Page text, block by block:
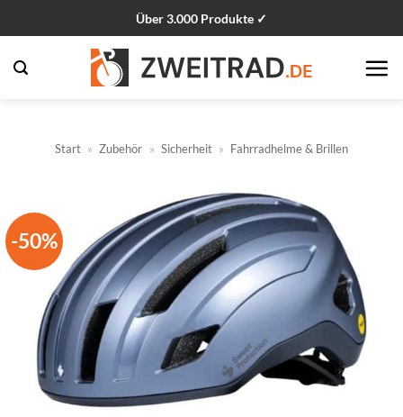
Inhalt
springen
Über 3.000 Produkte ✓
Start » Zubehör » Sicherheit » Fahrradhelme & Brillen
-50%